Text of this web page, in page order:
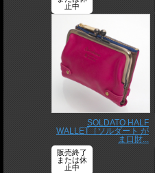
止中
SOLDATO HALF
WALLET［ソルダート が
ま口財...
販売終了
または休
止中